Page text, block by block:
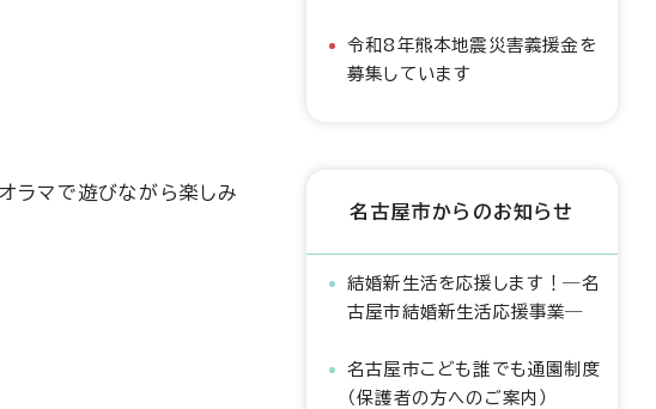
ラマで遊びながら楽しみ
令和8年熊本地震災害義援金を
募集しています
名古屋市からのお知らせ
結婚新生活を応援します！―名
古屋市結婚新生活応援事業―
名古屋市こども誰でも通園制度
（保護者の方へのご案内）